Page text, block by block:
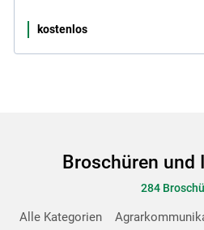
kostenlos
Broschüren und
284
Alle Kategorien